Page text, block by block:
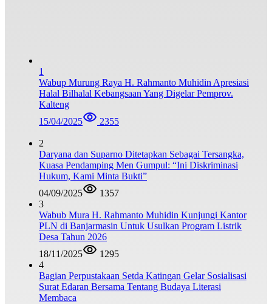
1
Wabup Murung Raya H. Rahmanto Muhidin Apresiasi
Halal Bilhalal Kebangsaan Yang Digelar Pemprov.
Kalteng
15/04/2025
2355
2
Daryana dan Suparno Ditetapkan Sebagai Tersangka,
Kuasa Pendamping Men Gumpul: “Ini Diskriminasi
Hukum, Kami Minta Bukti”
04/09/2025
1357
3
Wabub Mura H. Rahmanto Muhidin Kunjungi Kantor
PLN di Banjarmasin Untuk Usulkan Program Listrik
Desa Tahun 2026
18/11/2025
1295
4
Bagian Perpustakaan Setda Katingan Gelar Sosialisasi
Surat Edaran Bersama Tentang Budaya Literasi
Membaca